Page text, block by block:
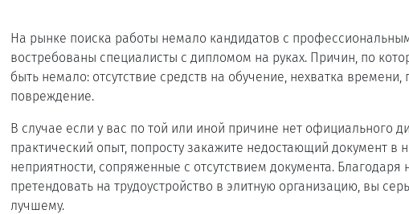
На рынке поиска работы немало кандидатов с
востребованы специалисты с дипломом на руках. Причин, по
быть немало: отсутствие средств на обучение, нехватка
повреждение.
В случае если у вас по той или иной причине нет официального
практический опыт, попросту закажите недостающий документ
неприятности, сопряженные с отсутствием документа.
претендовать на трудоустройство в элитную организацию, вы
лучшему.